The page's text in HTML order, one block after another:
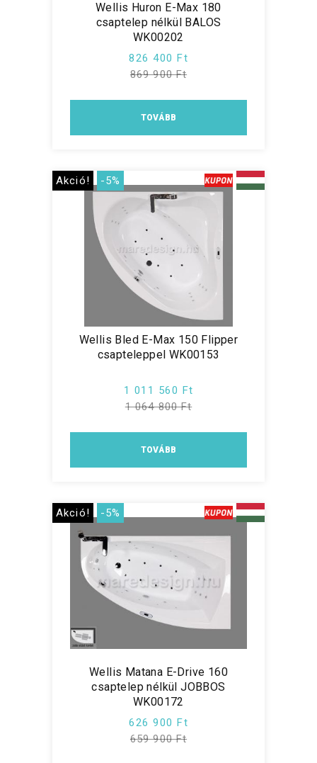
Wellis Huron E-Max 180
csaptelep nélkül BALOS
WK00202
826 400 Ft
869 900 Ft
TOVÁBB
Akció! -5%
Wellis Bled E-Max 150 Flipper
csapteleppel WK00153
1 011 560 Ft
1 064 800 Ft
TOVÁBB
Akció! -5%
Wellis Matana E-Drive 160
csaptelep nélkül JOBBOS
WK00172
626 900 Ft
659 900 Ft